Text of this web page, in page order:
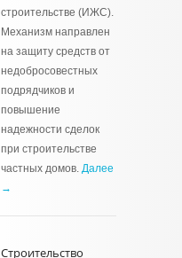
строительстве (ИЖС).
Механизм направлен
на защиту средств от
недобросовестных
подрядчиков и
повышение
надежности сделок
при строительстве
частных домов. Далее
→
Строительство